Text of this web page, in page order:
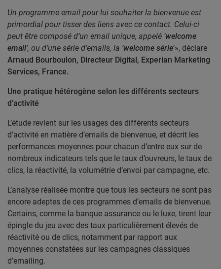
Un programme email pour lui souhaiter la bienvenue est
primordial pour tisser des liens avec ce contact. Celui-ci
peut être composé d’un email unique, appelé ‘welcome
email’, ou d’une série d’emails, la ‘welcome série’», déclare
Arnaud Bourboulon, Directeur Digital, Experian Marketing
Services, France.
Une pratique hétérogène selon les différents secteurs
d’activité
L’étude revient sur les usages des différents secteurs
d’activité en matière d’emails de bienvenue, et décrit les
performances moyennes pour chacun d’entre eux sur de
nombreux indicateurs tels que le taux d’ouvreurs, le taux de
clics, la réactivité, la volumétrie d’envoi par campagne, etc.
L’analyse réalisée montre que tous les secteurs ne sont pas
encore adeptes de ces programmes d’emails de bienvenue.
Certains, comme la banque assurance ou le luxe, tirent leur
épingle du jeu avec des taux particulièrement élevés de
réactivité ou de clics, notamment par rapport aux
moyennes constatées sur les campagnes classiques
d’emailing.